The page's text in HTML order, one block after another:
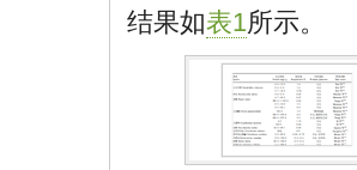
结果如表1所示。